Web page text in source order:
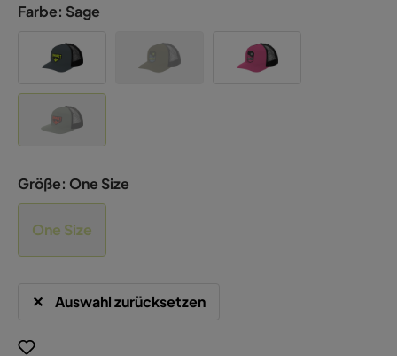
Farbe: Sage
Größe: One Size
One Size
Auswahl zurücksetzen